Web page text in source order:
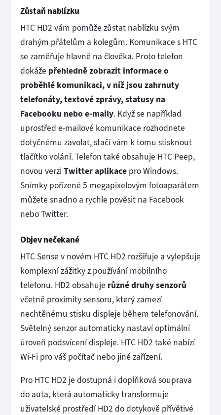
Zůstaň nablízku
HTC HD2 vám pomůže zůstat nablízku svým
drahým přátelům a kolegům. Komunikace s HTC
se zaměřuje hlavně na člověka. Proto telefon
dokáže přehledně zobrazit informace o
proběhlé komunikaci, v níž jsou zahrnuty
telefonáty, textové zprávy, statusy na
Facebooku nebo e-maily. Když se například
uprostřed e-mailové komunikace rozhodnete
dotyčnému zavolat, stačí vám k tomu stisknout
tlačítko volání. Telefon také obsahuje HTC Peep,
novou verzi Twitter aplikace pro Windows.
Snímky pořízené 5 megapixelovým fotoaparátem
můžete snadno a rychle pověsit na Facebook
nebo Twitter.
Objev nečekané
HTC Sense v novém HTC HD2 rozšiřuje a vylepšuje
komplexní zážitky z používání mobilního
telefonu. HD2 obsahuje různé druhy senzorů
včetně proximity sensoru, který zamezí
nechtěnému stisku displeje během telefonování.
Světelný senzor automaticky nastaví optimální
úroveň podsvícení displeje. HTC HD2 také nabízí
Wi-Fi pro váš počítač nebo jiné zařízení.
Pro HTC HD2 je dostupná i doplňková souprava
do auta, která automaticky transformuje
uživatelské prostředí HD2 do dotykově přívětivé